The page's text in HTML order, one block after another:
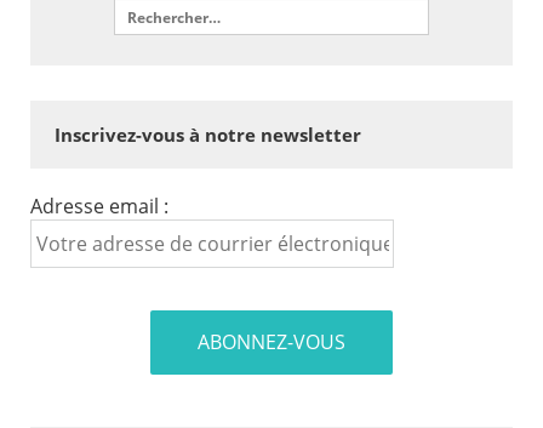
Inscrivez-vous à notre newsletter
Adresse email :